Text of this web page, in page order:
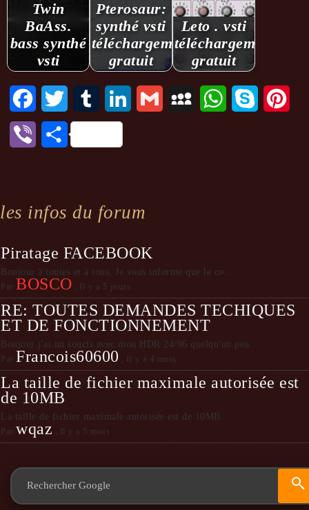
Twin
BaAss.
bass synthé
vsti
Pterosaur:
synthé vsti
téléchargement
gratuit
Leto . vsti
téléchargement
gratuit
FacebookTwitter Tumblr LinkedInGmail MySpaceWhatsAppSkype
Viber Partager
les infos du forum
Piratage FACEBOOK
Bonjour à toutes et à tous, Je vous informe que le co...
Par BOSCO Il y a 5 jours
RE: TOUTES DEMANDES TECHIQUES
ET DE FONCTIONNEMENT
Bonjour j'ai un soucis avec mon HDR 24/96 quelqu'un peu...
Par Francois60600 Il y a 4 mois
La taille de fichier maximale autorisée est
de 10MB
La taille de fichier maximale autorisée est de 10MB
Par wqaz Il y a 5 mois